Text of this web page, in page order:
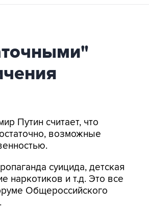
Путин считает, что
возможные
суицида, детская
наркотиков и т.д. Это все
Общероссийского